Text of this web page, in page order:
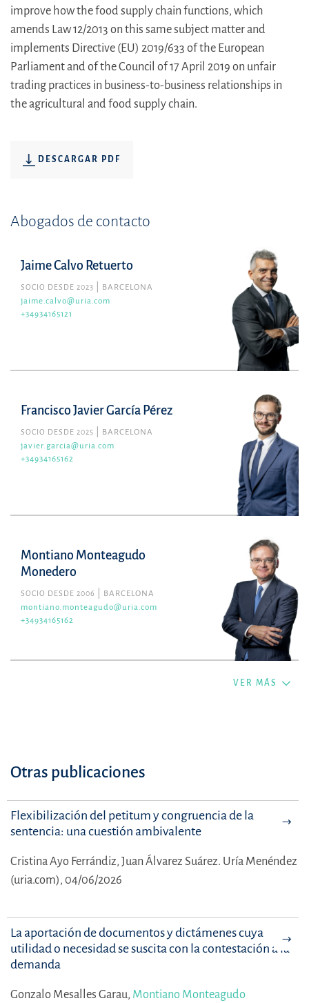
improve how the food supply chain functions, which
amends Law 12/2013 on this same subject matter and
implements Directive (EU) 2019/633 of the European
Parliament and of the Council of 17 April 2019 on unfair
trading practices in business-to-business relationships in
the agricultural and food supply chain.
DESCARGAR PDF
Abogados de contacto
Jaime Calvo Retuerto
SOCIO DESDE 2023
BARCELONA
jaime.calvo@uria.com
+34934165121
Francisco Javier García Pérez
SOCIO DESDE 2025
BARCELONA
javier.garcia@uria.com
+34934165162
Montiano Monteagudo
Monedero
SOCIO DESDE 2006
BARCELONA
montiano.monteagudo@uria.com
+34934165162
VER MÁS
Otras publicaciones
Flexibilización del petitum y congruencia de la
sentencia: una cuestión ambivalente
Cristina Ayo Ferrándiz, Juan Álvarez Suárez. Uría Menéndez
(uria.com), 04/06/2026
La aportación de documentos y dictámenes cuya
utilidad o necesidad se suscita con la contestación a la
demanda
Gonzalo Mesalles Garau, Montiano Monteagudo